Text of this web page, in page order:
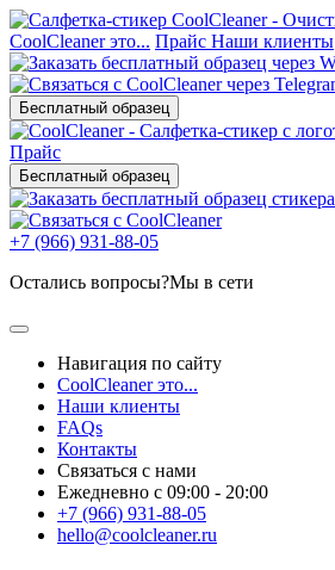
CoolCleaner это... Прайс Наши клиенты
Бесплатный образец
Прайс
Бесплатный образец
+7 (966) 931-88-05
Остались вопросы?Мы в сети
Навигация по сайту
CoolCleaner это...
Наши клиенты
FAQs
Контакты
Связаться с нами
Ежедневно с 09:00 - 20:00
+7 (966) 931-88-05
hello@coolcleaner.ru